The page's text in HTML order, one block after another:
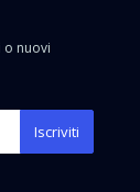
nuovi
Iscriviti